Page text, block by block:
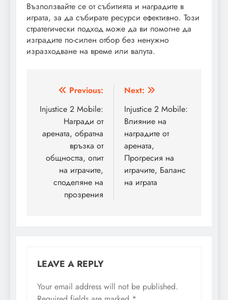
Възползвайте се от събитията и наградите в
играта, за да събирате ресурси ефективно. Този
стратегически подход може да ви помогне да
изградите по-силен отбор без ненужно
изразходване на време или валута.
Post
navigation
Previous:
Injustice 2 Mobile:
Награди от
арената, обратна
връзка от
общността, опит
на играчите,
споделяне на
прозрения
Next:
Injustice 2 Mobile:
Влияние на
наградите от
арената,
Прогресия на
играчите, Баланс
на играта
LEAVE A REPLY
Your email address will not be published.